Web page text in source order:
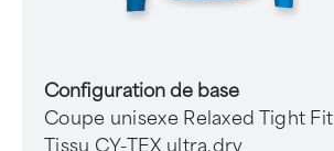
Configuration de base
Coupe unisexe Relaxed Tight Fit
Tissu CY-TEX ultra.dry